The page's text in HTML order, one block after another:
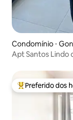
Condomínio ⋅
Apt Santos Lindo
Entre os
Preferido dos